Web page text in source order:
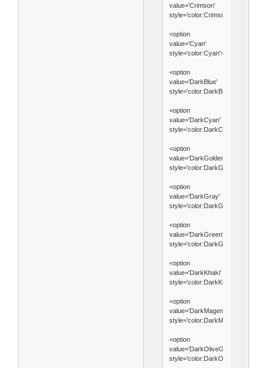
value='Crimson'
style='color:Crimson'>Crimson</
<option
value='Cyan'
style='color:Cyan'>Cyan</option>
<option
value='DarkBlue'
<option
value='DarkCyan'
<option
value='DarkGoldenrod'
<option
value='DarkGray'
<option
value='DarkGreen'
<option
value='DarkKhaki'
<option
value='DarkMagenta'
<option
value='DarkOliveGreen'